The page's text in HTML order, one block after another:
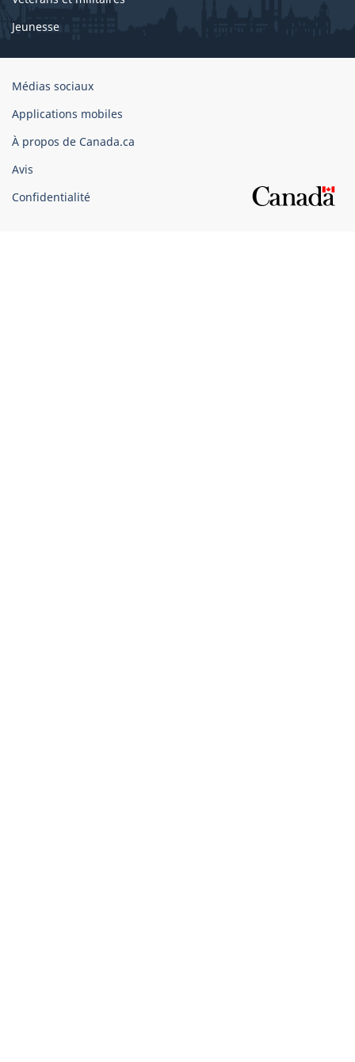
Jeunesse
Organisation
gouvernement
du
Canada
Médias sociaux
Applications mobiles
À propos de Canada.ca
Avis
Confidentialité